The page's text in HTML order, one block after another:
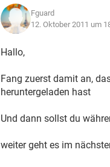
Fguard
12. Oktober 2011 um
Hallo,
Fang zuerst damit an,
heruntergeladen hast
Und dann sollst du
weiter geht es im